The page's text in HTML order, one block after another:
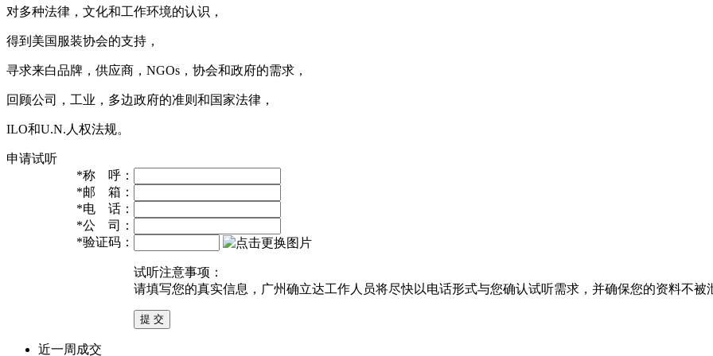
对多种法律，文化和工作环境的认识，
得到美国服装协会的支持，
寻求来白品牌，供应商，NGOs，协会和政府的需求，
回顾公司，工业，多边政府的准则和国家法律，
ILO和U.N.人权法规。
申请试听
*称 呼：
*邮 箱：
*电 话：
*公 司：
*验证码：
试听注意事项：
请填写您的真实信息，广州确立达工作人员将尽快以电话形式与您确认试听需求，并确保您的资料不被
近一周成交